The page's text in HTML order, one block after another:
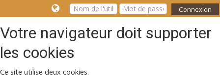
Connexion
Votre navigateur doit supporter
les cookies
Ce site utilise deux cookies.